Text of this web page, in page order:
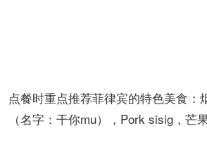
点餐时重点推荐菲律宾的特色美食：
（名字：干你mu），Pork sisig，芒果